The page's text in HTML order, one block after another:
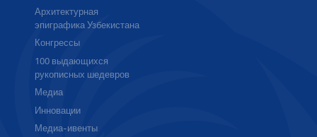
Архитектурная
эпиграфика Узбекистана
Конгрессы
100 выдающихся
рукописных шедевров
Медиа
Инновации
Медиа-ивенты